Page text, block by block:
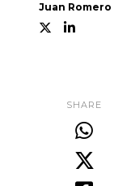
Juan Romero
SHARE